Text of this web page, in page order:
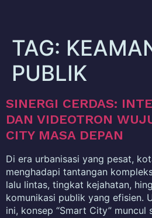
TAG:
PUBLIK
SINERGI CERDAS:
DAN VIDEOTRON
CITY MASA DEPAN
Di era urbanisasi yang pesat,
menghadapi tantangan
lalu lintas, tingkat kejahatan,
komunikasi publik yang efisien.
ini, konsep “Smart City” muncul